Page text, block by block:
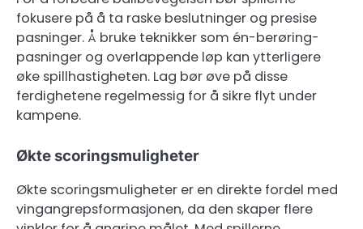
fokusere på å ta raske beslutninger og presise
pasninger. Å bruke teknikker som én-berøring-
pasninger og overlappende løp kan ytterligere
øke spillhastigheten. Lag bør øve på disse
ferdighetene regelmessig for å sikre flyt under
kampene.
Økte scoringsmuligheter
Økte scoringsmuligheter er en direkte fordel med
vingangrepsformasjonen, da den skaper flere